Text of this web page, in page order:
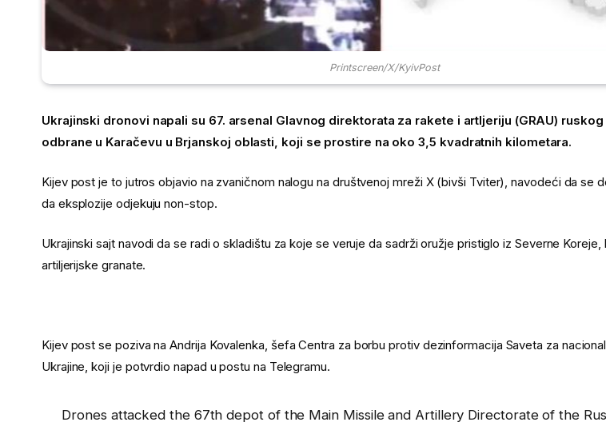
Printscreen/X/KyivPost
Ukrajinski dronovi napali su 67. arsenal Glavnog direktorata za rakete i artljeriju (GRAU)
odbrane u Karačevu u Brjanskoj oblasti, koji se prostire na oko 3,5 kvadratnih kilometara.
Kijev post je to jutros objavio na zvaničnom nalogu na društvenoj mreži X (bivši Tviter), navodeći da se
da eksplozije odjekuju non-stop.
Ukrajinski sajt navodi da se radi o skladištu za koje se veruje da sadrži oružje pristiglo iz Severne Koreje,
artiljerijske granate.
Kijev post se poziva na Andrija Kovalenka, šefa Centra za borbu protiv dezinformacija Saveta za
Ukrajine, koji je potvrdio napad u postu na Telegramu.
Drones attacked the 67th depot of the Main Missile and Artillery Directorate of the